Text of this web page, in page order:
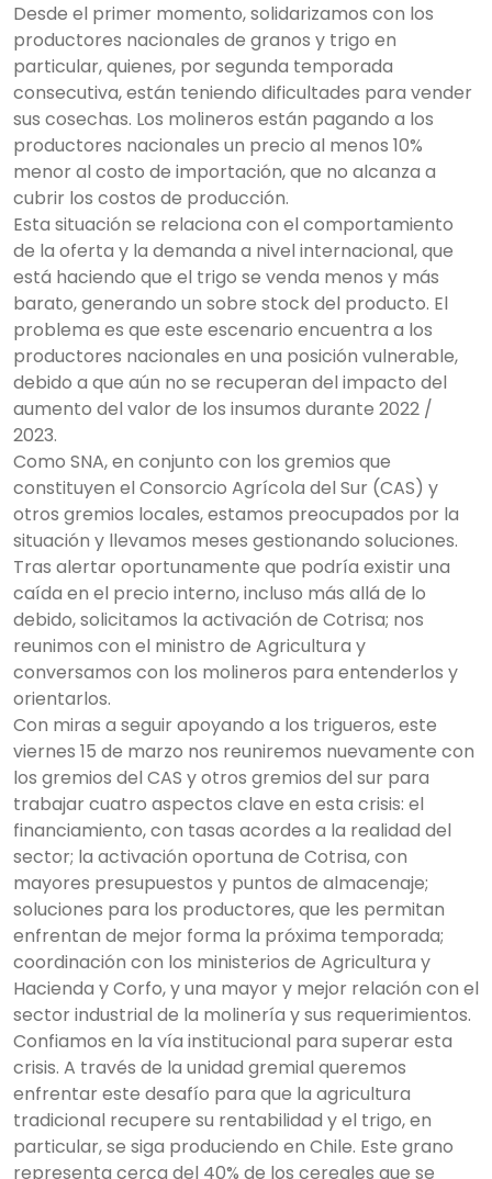
Desde el primer momento, solidarizamos con los
productores nacionales de granos y trigo en
particular, quienes, por segunda temporada
consecutiva, están teniendo dificultades para vender
sus cosechas. Los molineros están pagando a los
productores nacionales un precio al menos 10%
menor al costo de importación, que no alcanza a
cubrir los costos de producción.
Esta situación se relaciona con el comportamiento
de la oferta y la demanda a nivel internacional, que
está haciendo que el trigo se venda menos y más
barato, generando un sobre stock del producto. El
problema es que este escenario encuentra a los
productores nacionales en una posición vulnerable,
debido a que aún no se recuperan del impacto del
aumento del valor de los insumos durante 2022 /
2023.
Como SNA, en conjunto con los gremios que
constituyen el Consorcio Agrícola del Sur (CAS) y
otros gremios locales, estamos preocupados por la
situación y llevamos meses gestionando soluciones.
Tras alertar oportunamente que podría existir una
caída en el precio interno, incluso más allá de lo
debido, solicitamos la activación de Cotrisa; nos
reunimos con el ministro de Agricultura y
conversamos con los molineros para entenderlos y
orientarlos.
Con miras a seguir apoyando a los trigueros, este
viernes 15 de marzo nos reuniremos nuevamente con
los gremios del CAS y otros gremios del sur para
trabajar cuatro aspectos clave en esta crisis: el
financiamiento, con tasas acordes a la realidad del
sector; la activación oportuna de Cotrisa, con
mayores presupuestos y puntos de almacenaje;
soluciones para los productores, que les permitan
enfrentan de mejor forma la próxima temporada;
coordinación con los ministerios de Agricultura y
Hacienda y Corfo, y una mayor y mejor relación con el
sector industrial de la molinería y sus requerimientos.
Confiamos en la vía institucional para superar esta
crisis. A través de la unidad gremial queremos
enfrentar este desafío para que la agricultura
tradicional recupere su rentabilidad y el trigo, en
particular, se siga produciendo en Chile. Este grano
representa cerca del 40% de los cereales que se